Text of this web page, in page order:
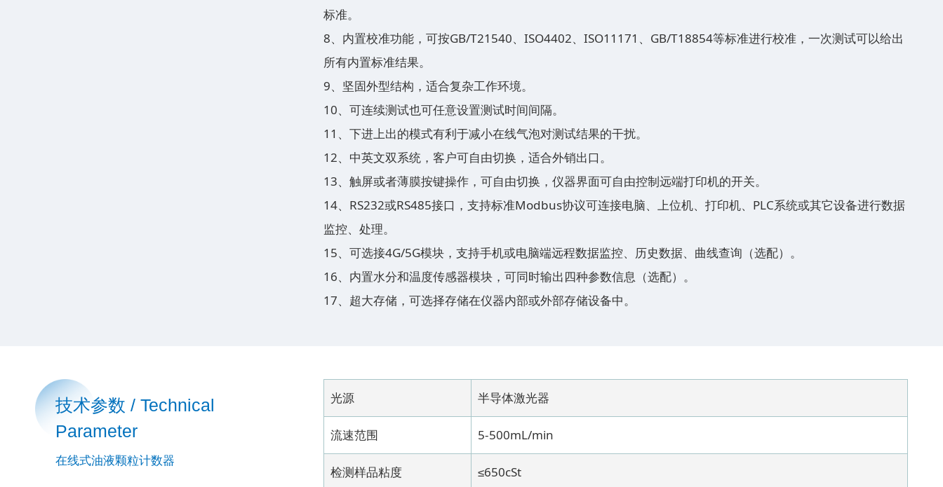
标准。
8、内置校准功能，可按GB/T21540、ISO4402、ISO11171、GB/T18854等标准进行校准，一次测试可以给出
所有内置标准结果。
9、坚固外型结构，适合复杂工作环境。
10、可连续测试也可任意设置测试时间间隔。
11、下进上出的模式有利于减小在线气泡对测试结果的干扰。
12、中英文双系统，客户可自由切换，适合外销出口。
13、触屏或者薄膜按键操作，可自由切换，仪器界面可自由控制远端打印机的开关。
14、RS232或RS485接口，支持标准Modbus协议可连接电脑、上位机、打印机、PLC系统或其它设备进行数据
监控、处理。
15、可选接4G/5G模块，支持手机或电脑端远程数据监控、历史数据、曲线查询（选配）。
16、内置水分和温度传感器模块，可同时输出四种参数信息（选配）。
17、超大存储，可选择存储在仪器内部或外部存储设备中。
技术参数 / Technical
Parameter
在线式油液颗粒计数器
光源 半导体激光器
流速范围 5-500mL/min
检测样品粘度 ≤650cSt